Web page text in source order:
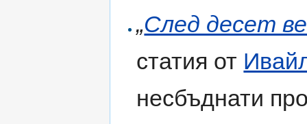
„След десет
статия от
несбъднати